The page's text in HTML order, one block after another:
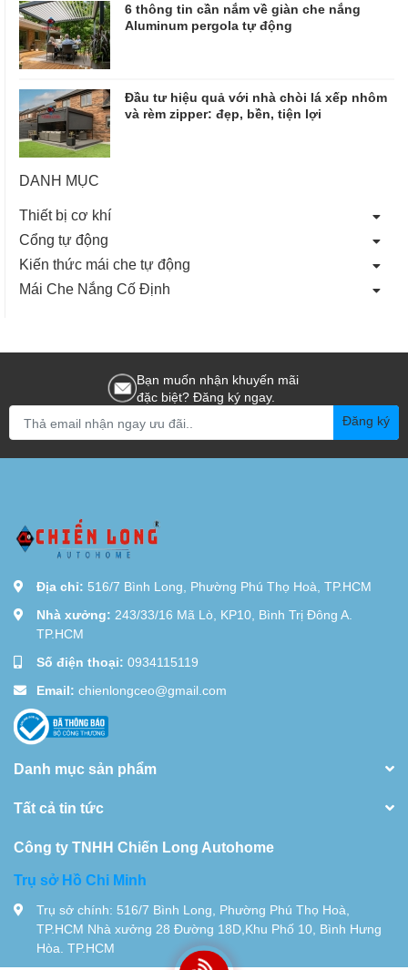
6 thông tin cần nắm về giàn che nắng
Aluminum pergola tự động
Đầu tư hiệu quả với nhà chòi lá xếp nhôm
và rèm zipper: đẹp, bền, tiện lợi
DANH MỤC
Thiết bị cơ khí
Cổng tự động
Kiến thức mái che tự động
Mái Che Nắng Cố Định
Bạn muốn nhận khuyến mãi
đặc biệt? Đăng ký ngay.
Đăng ký
Địa chỉ: 516/7 Bình Long, Phường Phú Thọ Hoà, TP.HCM
Nhà xưởng: 243/33/16 Mã Lò, KP10, Bình Trị Đông A.
TP.HCM
Số điện thoại: 0934115119
Email: chienlongceo@gmail.com
Danh mục sản phẩm
Tất cả tin tức
Công ty TNHH Chiến Long Autohome
Trụ sở Hồ Chi Minh
Trụ sở chính: 516/7 Bình Long, Phường Phú Thọ Hoà,
TP.HCM Nhà xưởng 28 Đường 18D,Khu Phố 10, Bình Hưng
Hòa. TP.HCM